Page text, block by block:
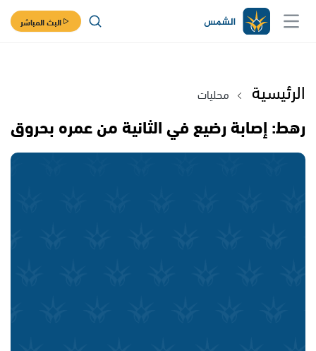
البث المباشر
الرئيسية محليات
رهط: إصابة رضيع في الثانية من عمره بحروق